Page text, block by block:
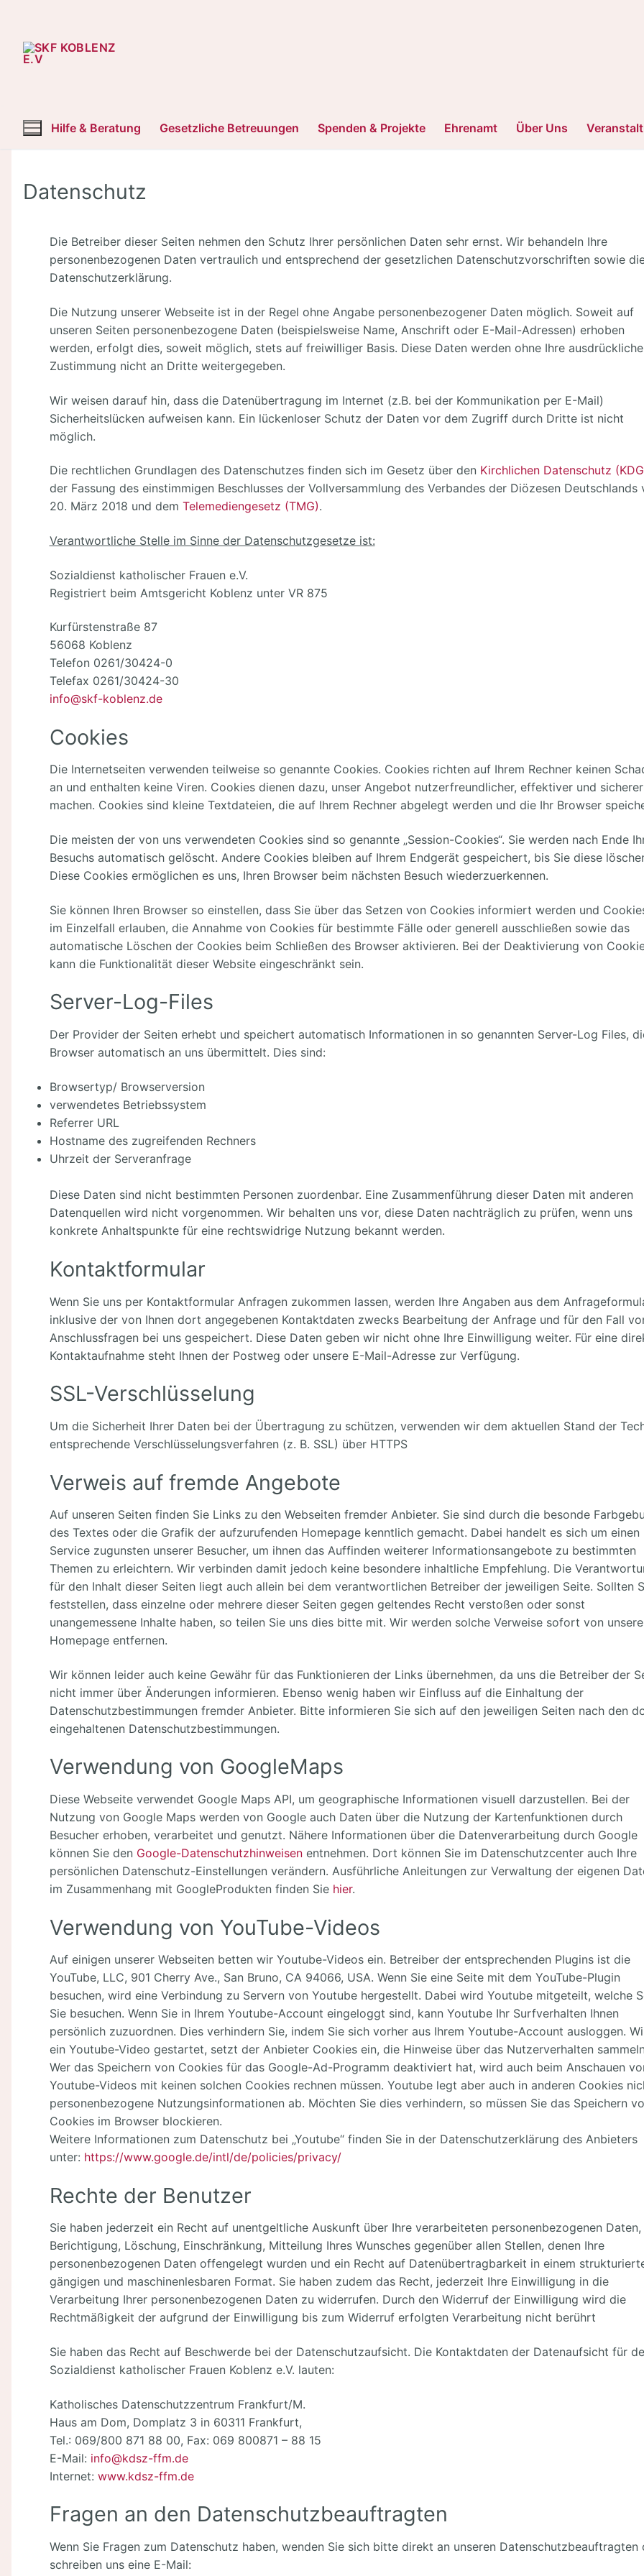
springen
Hilfe & Beratung Gesetzliche Betreuungen Spenden & Projekte Ehrenamt Über Uns
Datenschutz
Die Betreiber dieser Seiten nehmen den Schutz Ihrer persönlichen Daten sehr ernst. Wir behandeln Ihre
personenbezogenen Daten vertraulich und entsprechend der gesetzlichen Datenschutzvorschriften sowie
Datenschutzerklärung.
Die Nutzung unserer Webseite ist in der Regel ohne Angabe personenbezogener Daten möglich. Soweit auf
unseren Seiten personenbezogene Daten (beispielsweise Name, Anschrift oder E-Mail-Adressen) erhoben
werden, erfolgt dies, soweit möglich, stets auf freiwilliger Basis. Diese Daten werden ohne Ihre ausdrückliche
Zustimmung nicht an Dritte weitergegeben.
Wir weisen darauf hin, dass die Datenübertragung im Internet (z.B. bei der Kommunikation per E-Mail)
Sicherheitslücken aufweisen kann. Ein lückenloser Schutz der Daten vor dem Zugriff durch Dritte ist nicht
möglich.
Die rechtlichen Grundlagen des Datenschutzes finden sich im Gesetz über den Kirchlichen Datenschutz
der Fassung des einstimmigen Beschlusses der Vollversammlung des Verbandes der Diözesen Deutschlands
20. März 2018 und dem Telemediengesetz (TMG).
Verantwortliche Stelle im Sinne der Datenschutzgesetze ist:
Sozialdienst katholischer Frauen e.V.
Registriert beim Amtsgericht Koblenz unter VR 875
Kurfürstenstraße 87
56068 Koblenz
Telefon 0261/30424-0
Telefax 0261/30424-30
info@skf-koblenz.de
Cookies
Die Internetseiten verwenden teilweise so genannte Cookies. Cookies richten auf Ihrem Rechner keinen
an und enthalten keine Viren. Cookies dienen dazu, unser Angebot nutzerfreundlicher, effektiver und
machen. Cookies sind kleine Textdateien, die auf Ihrem Rechner abgelegt werden und die Ihr Browser
Die meisten der von uns verwendeten Cookies sind so genannte „Session-Cookies“. Sie werden nach Ende
Besuchs automatisch gelöscht. Andere Cookies bleiben auf Ihrem Endgerät gespeichert, bis Sie diese
Diese Cookies ermöglichen es uns, Ihren Browser beim nächsten Besuch wiederzuerkennen.
Sie können Ihren Browser so einstellen, dass Sie über das Setzen von Cookies informiert werden und
im Einzelfall erlauben, die Annahme von Cookies für bestimmte Fälle oder generell ausschließen sowie das
automatische Löschen der Cookies beim Schließen des Browser aktivieren. Bei der Deaktivierung von
kann die Funktionalität dieser Website eingeschränkt sein.
Server-Log-Files
Der Provider der Seiten erhebt und speichert automatisch Informationen in so genannten Server-Log Files,
Browser automatisch an uns übermittelt. Dies sind:
Browsertyp/ Browserversion
verwendetes Betriebssystem
Referrer URL
Hostname des zugreifenden Rechners
Uhrzeit der Serveranfrage
Diese Daten sind nicht bestimmten Personen zuordenbar. Eine Zusammenführung dieser Daten mit anderen
Datenquellen wird nicht vorgenommen. Wir behalten uns vor, diese Daten nachträglich zu prüfen, wenn uns
konkrete Anhaltspunkte für eine rechtswidrige Nutzung bekannt werden.
Kontaktformular
Wenn Sie uns per Kontaktformular Anfragen zukommen lassen, werden Ihre Angaben aus dem
inklusive der von Ihnen dort angegebenen Kontaktdaten zwecks Bearbeitung der Anfrage und für den Fall
Anschlussfragen bei uns gespeichert. Diese Daten geben wir nicht ohne Ihre Einwilligung weiter. Für eine
Kontaktaufnahme steht Ihnen der Postweg oder unsere E-Mail-Adresse zur Verfügung.
SSL-Verschlüsselung
Um die Sicherheit Ihrer Daten bei der Übertragung zu schützen, verwenden wir dem aktuellen Stand der
entsprechende Verschlüsselungsverfahren (z. B. SSL) über HTTPS
Verweis auf fremde Angebote
Auf unseren Seiten finden Sie Links zu den Webseiten fremder Anbieter. Sie sind durch die besonde
des Textes oder die Grafik der aufzurufenden Homepage kenntlich gemacht. Dabei handelt es sich um einen
Service zugunsten unserer Besucher, um ihnen das Auffinden weiterer Informationsangebote zu bestimmten
Themen zu erleichtern. Wir verbinden damit jedoch keine besondere inhaltliche Empfehlung. Die
für den Inhalt dieser Seiten liegt auch allein bei dem verantwortlichen Betreiber der jeweiligen Seite. Sollten
feststellen, dass einzelne oder mehrere dieser Seiten gegen geltendes Recht verstoßen oder sonst
unangemessene Inhalte haben, so teilen Sie uns dies bitte mit. Wir werden solche Verweise sofort von
Homepage entfernen.
Wir können leider auch keine Gewähr für das Funktionieren der Links übernehmen, da uns die Betreiber der
nicht immer über Änderungen informieren. Ebenso wenig haben wir Einfluss auf die Einhaltung der
Datenschutzbestimmungen fremder Anbieter. Bitte informieren Sie sich auf den jeweiligen Seiten nach den
eingehaltenen Datenschutzbestimmungen.
Verwendung von GoogleMaps
Diese Webseite verwendet Google Maps API, um geographische Informationen visuell darzustellen. Bei der
Nutzung von Google Maps werden von Google auch Daten über die Nutzung der Kartenfunktionen durch
Besucher erhoben, verarbeitet und genutzt. Nähere Informationen über die Datenverarbeitung durch Google
können Sie den Google-Datenschutzhinweisenentnehmen. Dort können Sie im Datenschutzcenter auch Ihre
persönlichen Datenschutz-Einstellungen verändern. Ausführliche Anleitungen zur Verwaltung der eigenen
im Zusammenhang mit GoogleProdukten finden Sie hier.
Verwendung von YouTube-Videos
Auf einigen unserer Webseiten betten wir Youtube-Videos ein. Betreiber der entsprechenden Plugins ist die
YouTube, LLC, 901 Cherry Ave., San Bruno, CA 94066, USA. Wenn Sie eine Seite mit dem YouTube-Plugin
besuchen, wird eine Verbindung zu Servern von Youtube hergestellt. Dabei wird Youtube mitgeteilt, welche
Sie besuchen. Wenn Sie in Ihrem Youtube-Account eingeloggt sind, kann Youtube Ihr Surfverhalten Ihnen
persönlich zuzuordnen. Dies verhindern Sie, indem Sie sich vorher aus Ihrem Youtube-Account ausloggen.
ein Youtube-Video gestartet, setzt der Anbieter Cookies ein, die Hinweise über das Nutzerverhalten
Wer das Speichern von Cookies für das Google-Ad-Programm deaktiviert hat, wird auch beim Anschauen
Youtube-Videos mit keinen solchen Cookies rechnen müssen. Youtube legt aber auch in anderen Cookies
personenbezogene Nutzungsinformationen ab. Möchten Sie dies verhindern, so müssen Sie das Speichern
Cookies im Browser blockieren.
Weitere Informationen zum Datenschutz bei „Youtube“ finden Sie in der Datenschutzerklärung des Anbieters
unter: https://www.google.de/intl/de/policies/privacy/
Rechte der Benutzer
Sie haben jederzeit ein Recht auf unentgeltliche Auskunft über Ihre verarbeiteten personenbezogenen Daten,
Berichtigung, Löschung, Einschränkung, Mitteilung Ihres Wunsches gegenüber allen Stellen, denen Ihre
personenbezogenen Daten offengelegt wurden und ein Recht auf Datenübertragbarkeit in einem
gängigen und maschinenlesbaren Format. Sie haben zudem das Recht, jederzeit Ihre Einwilligung in die
Verarbeitung Ihrer personenbezogenen Daten zu widerrufen. Durch den Widerruf der Einwilligung wird die
Rechtmäßigkeit der aufgrund der Einwilligung bis zum Widerruf erfolgten Verarbeitung nicht berührt
Sie haben das Recht auf Beschwerde bei der Datenschutzaufsicht. Die Kontaktdaten der Datenaufsicht für
Sozialdienst katholischer Frauen Koblenz e.V. lauten:
Katholisches Datenschutzzentrum Frankfurt/M.
Haus am Dom, Domplatz 3 in 60311 Frankfurt,
Tel.: 069/800 871 88 00, Fax: 069 800871 – 88 15
E-Mail: info@kdsz-ffm.de
Internet: www.kdsz-ffm.de
Fragen an den Datenschutzbeauftragten
Wenn Sie Fragen zum Datenschutz haben, wenden Sie sich bitte direkt an unseren Datenschutzbeauftragten
schreiben uns eine E-Mail: